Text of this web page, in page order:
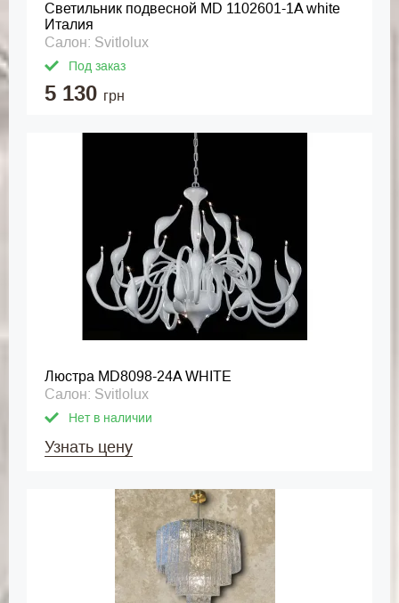
Светильник подвесной MD 1102601-1A white
Италия
Салон: Svitlolux
Под заказ
5 130 грн
Люстра MD8098-24A WHITE
Салон: Svitlolux
Нет в наличии
Узнать цену